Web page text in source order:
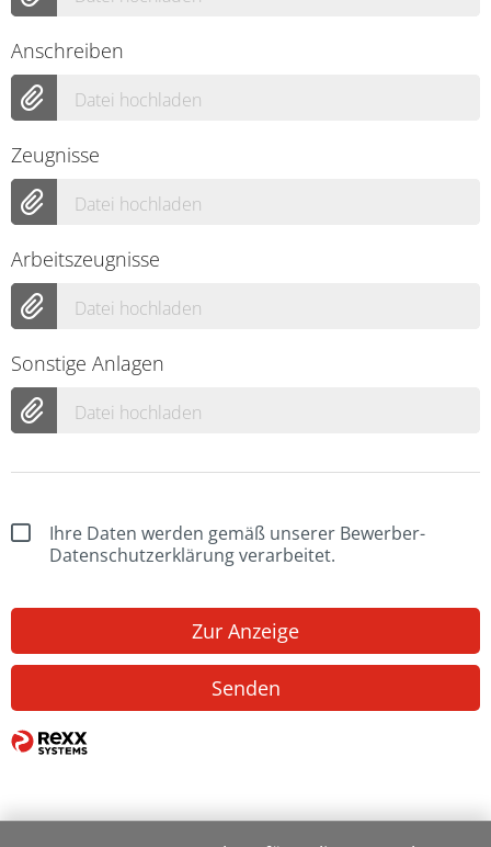
Anschreiben
Datei hochladen
Zeugnisse
Datei hochladen
Arbeitszeugnisse
Datei hochladen
Sonstige Anlagen
Datei hochladen
Ihre Daten werden gemäß unserer Bewerber-
Datenschutzerklärung verarbeitet.
Zur Anzeige
Senden